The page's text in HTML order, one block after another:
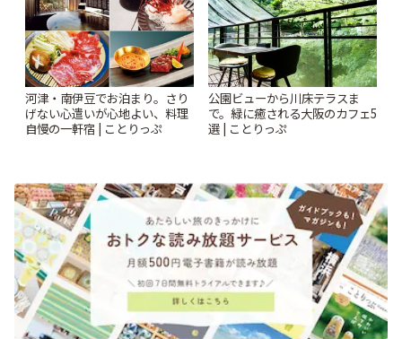
河津・南伊豆でお泊まり。さり
げない心遣いが心地よい、料理
自慢の一軒宿 | ことりっぷ
公園ビューから川床テラスま
で。緑に癒される大阪のカフェ5
選 | ことりっぷ